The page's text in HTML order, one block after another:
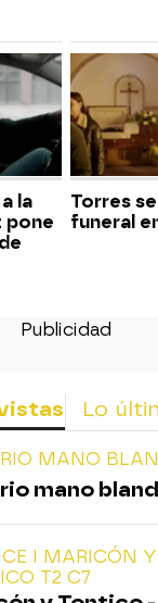
la
pone
Torres
funeral
Lo
MANO
mano
I MARICÓN Y
T2 C7